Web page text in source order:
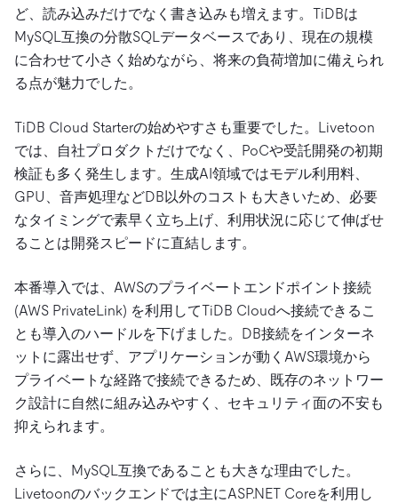
ど、読み込みだけでなく書き込みも増えます。TiDBは
MySQL互換の分散SQLデータベースであり、現在の規模
に合わせて小さく始めながら、将来の負荷増加に備えられ
る点が魅力でした。
TiDB Cloud Starterの始めやすさも重要でした。Livetoon
では、自社プロダクトだけでなく、PoCや受託開発の初期
検証も多く発生します。生成AI領域ではモデル利用料、
GPU、音声処理などDB以外のコストも大きいため、必要
なタイミングで素早く立ち上げ、利用状況に応じて伸ばせ
ることは開発スピードに直結します。
本番導入では、AWSのプライベートエンドポイント接続
(AWS PrivateLink) を利用してTiDB Cloudへ接続できるこ
とも導入のハードルを下げました。DB接続をインターネ
ットに露出せず、アプリケーションが動くAWS環境から
プライベートな経路で接続できるため、既存のネットワー
ク設計に自然に組み込みやすく、セキュリティ面の不安も
抑えられます。
さらに、MySQL互換であることも大きな理由でした。
Livetoonのバックエンドでは主にASP.NET Coreを利用し